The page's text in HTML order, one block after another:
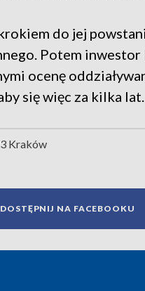
do jej
Potem inwestor
ocenę
się więc za kilka lat.
Kraków
NA FACEBOOKU